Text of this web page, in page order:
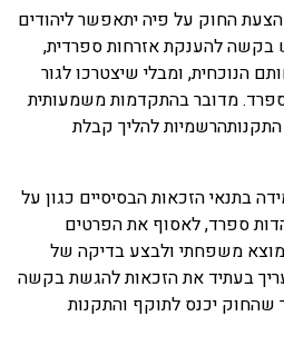
2014 הונחה הצעת החוק על פיה יתאפשר ליהודים
בקשה להענקת אזרחות ספרדית,
הנוכחית, ומבלי שיצטרכו לגור
מדובר בהתקדמות משמעותית
להליך קבלת
בתנאי הזכאות הבסיסיים כגון על
ספרד, לאסוף את הפרטים
משפחתי ולבצע בדיקה של
בעתיד את הזכאות להגשת בקשה
יכנס לתוקף והתקנות